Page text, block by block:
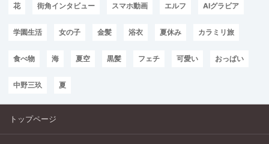
花 街角インタビュー スマホ動画 エルフ AIグラビア
学園生活 女の子 金髪 浴衣 夏休み カラミリ旅
食べ物 海 夏空 黒髪 フェチ 可愛い おっぱい
中野三玖 夏
トップページ